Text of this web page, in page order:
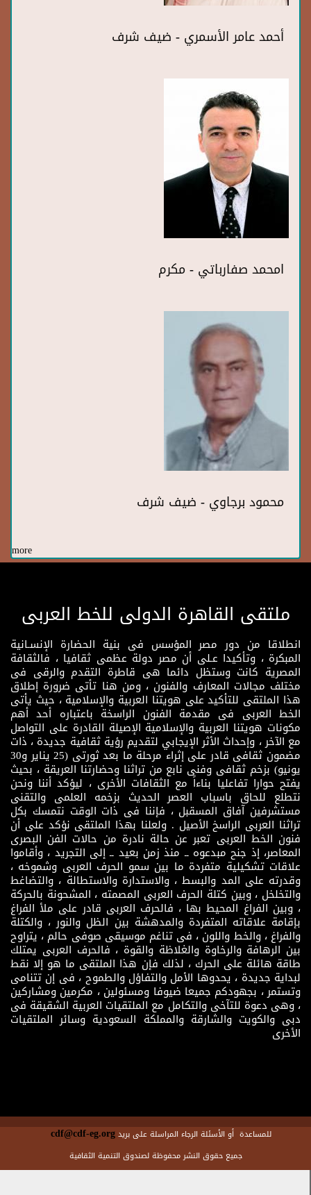
أحمد عامر الأسمري - ضيف شرف
امحمد صفارباتي - مكرم
محمود برجاوي - ضيف شرف
more
ملتقى القاهرة الدولى للخط العربى
انطلاقا من دور مصر المؤسس فى بنية الحضارة الإنسـانية
المبكرة ، وتأكيدا عـلى أن مصر دولة عظمى ثقافيا ، فالثقافة
المصرية كانت وستظل دائما هى قاطرة التقدم والرقى فى
مختلف مجالات المعارف والفنون ، ومن هنا تأتى ضرورة إطلاق
هذا الملتقى للتأكيد على هويتنا العربية والإسلامية ، حيث يأتى
الخط العربى فى مقدمة الفنون الراسخة باعتباره أحد أهم
مكونات هويتنا العربية والإسلامية الإصيلة القادرة على التواصل
مع الآخر ، وإحداث الأثر الإيجابي لتقديم رؤية ثقافية جديدة ، ذات
مضمون ثقافى قادر على إثراء مرحلة ما بعد ثورتى (25 يناير و30
يونيو) بزخم ثقافى وفنى نابع من تراثنا وحضارتنا العريقة ، بحيث
يفتح حوارا تفاعليا بناءاً مع الثقافات الأخرى ، ليؤكد أننا ونحن
نتطلع للحاق باسباب العصر الحديث بزخمه العلمى والتقنى
مستشرفين آفاق المسقبل ، فإننا فى ذات الوقت نتمسك بكل
تراثنا العربى الراسخ الأصيل . ولعلنا بهذا الملتقى نؤكد على أن
فنون الخط العربى تعبر عن حالة نادرة من حالات الفن البصرى
المعاصر، إذ جنح مبدعوه ــ منذ زمن بعيد ــ إلى التجريد ، وأقاموا
علاقات تشكيلية متفردة ما بين سمو الحرف العربى وشموخه ،
وقدرته على المد والبسط ، والاستدارة والاستطالة ، والتضاغط
والتخلخل ، وبين كتلة الحرف العربى المصمته ، المشحونة بالحركة
، وبين الفراغ المحيط بها ، فالحرف العربى قادر على ملأ الفراغ
بإقامة علاقاته المتفردة والمدهشة بين الظل والنور ، والكتلة
والفراغ ، والخط واللون ، فى تناغم موسيقى صوفى حالم ، يتراوح
بين الرهافة والرخاوة والغلاظة والقوة ، فالحرف العربى يمتلك
طاقة هائلة على الحرك ، لذلك فإن هذا الملتقى ما هو إلا نقط
لبداية جديدة ، يحدوها الأمل والتفاؤل والطموح ، فى إن تتنامى
وتستمر ، بجهودكم جميعا ضيوفا ومسئولين ، مكرمين ومشاركين
، وهى دعوة للتآخى والتكامل مع الملتقيات العربية الشقيقة فى
دبى والكويت والشارقة والمملكة السعودية وسائر الملتقيات
الأخرى
للمساعدة أو الأسئلة الرجاء المراسلة على بريدcdf@cdf-eg.org
جميع حقوق النشر محفوظة لصندوق التنمية الثقافية